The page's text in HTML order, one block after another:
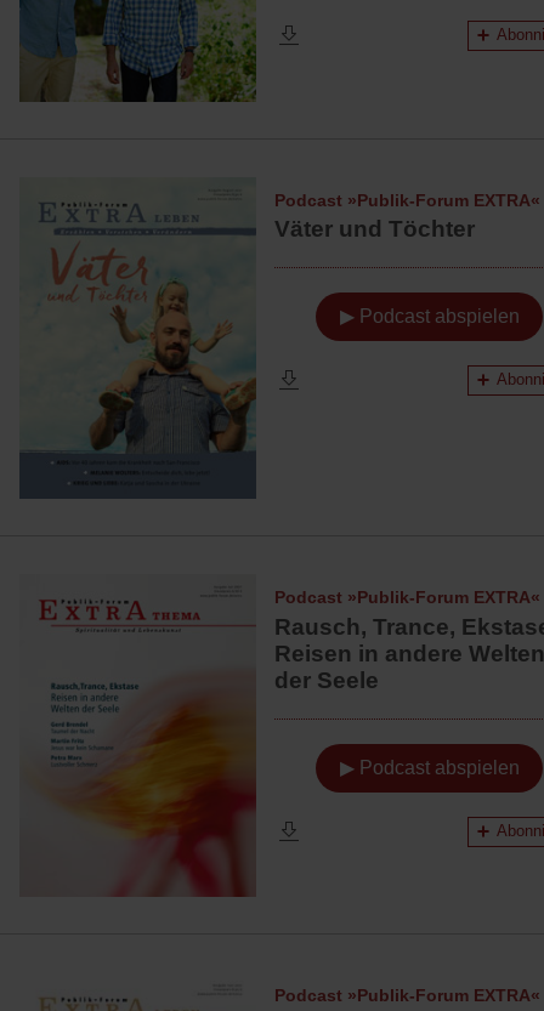
Podcast »Publik-Forum EXTRA«
Väter und Töchter
▶ Podcast abspielen
Podcast »Publik-Forum EXTRA«
Rausch, Trance,
Reisen in andere Welten
der Seele
▶ Podcast abspielen
Podcast »Publik-Forum EXTRA«